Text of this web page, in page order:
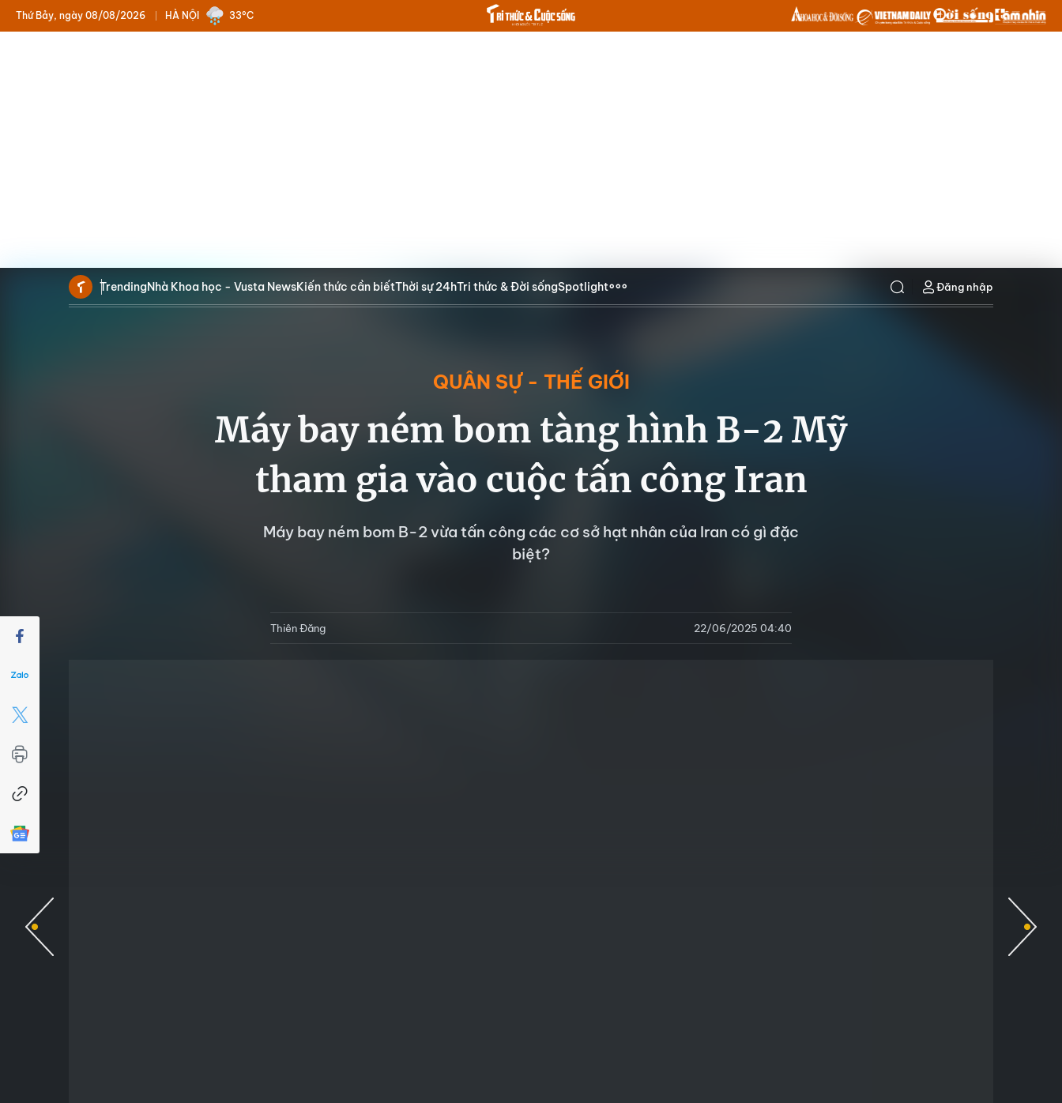
HÀ NỘI
Thứ Bảy, ngày 08/08/2026 33°C
TrendingNhà Khoa học - Vusta NewsKiến thức cần biếtThời sự 24hTri thức & Đời sốngSpotlight Đăng nhập
QUÂN SỰ - THẾ GIỚI
Máy bay ném bom tàng hình B-2 Mỹ
tham gia vào cuộc tấn công Iran
Máy bay ném bom B-2 vừa tấn công các cơ sở hạt nhân của Iran có gì đặc
biệt?
Thiên Đăng 22/06/2025 04:40